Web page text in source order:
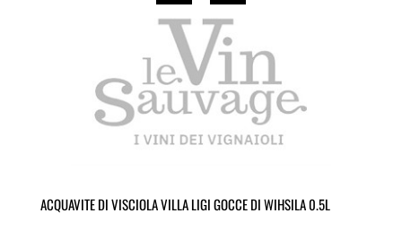
ACQUAVITE DI VISCIOLA VILLA LIGI GOCCE DI WIHSILA 0.5L